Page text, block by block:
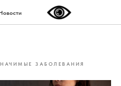
ЗАБОЛЕВАНИЯ